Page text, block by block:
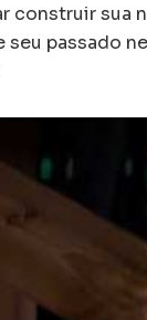
construir sua
seu passado